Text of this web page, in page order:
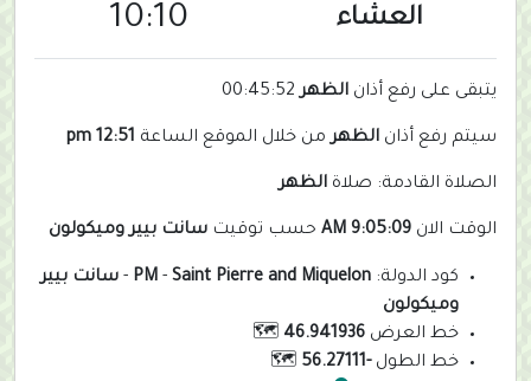
العشاء 10:10
يتبقى على رفع أذان الظهر 00:45:51
سيتم رفع أذان الظهرمن خلال الموقع الساعة 12:51 pm
الصلاة القادمة: صلاة الظهر
الوقت الان 9:05:10 AM حسب توقيت سانت بيير وميكولون
كود الدولة: PM - Saint Pierre and Miquelon
- سانت بيير
وميكولون
خط العرض 46.941936
🗺️
خط الطول-56.27111
🗺️